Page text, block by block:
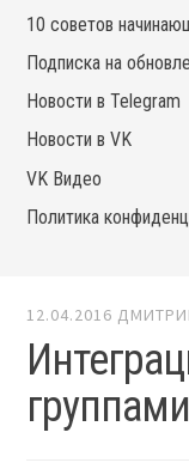
10 советов
Подписка на
Новости в Telegram
Новости в VK
VK Видео
Политика
12.04.2016